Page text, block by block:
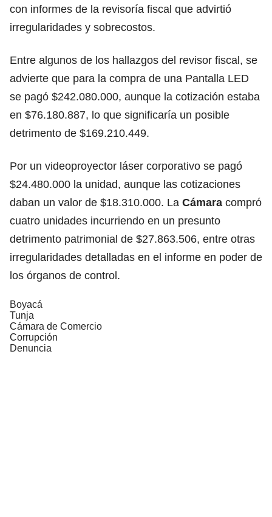
con informes de la revisoría fiscal que advirtió
irregularidades y sobrecostos.
Entre algunos de los hallazgos del revisor fiscal, se
advierte que para la compra de una Pantalla LED
se pagó $242.080.000, aunque la cotización estaba
en $76.180.887, lo que significaría un posible
detrimento de $169.210.449.
Por un videoproyector láser corporativo se pagó
$24.480.000 la unidad, aunque las cotizaciones
daban un valor de $18.310.000. La Cámara compró
cuatro unidades incurriendo en un presunto
detrimento patrimonial de $27.863.506, entre otras
irregularidades detalladas en el informe en poder de
los órganos de control.
Boyacá
Tunja
Cámara de Comercio
Corrupción
Denuncia